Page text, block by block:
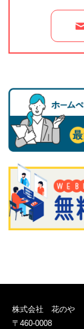
株式会社 花のや
〒460-0008